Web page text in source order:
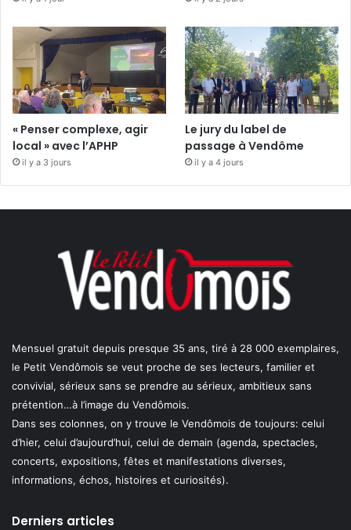
« Penser complexe, agir
local » avec l’APHP
il y a 3 jours
Le jury du label de
passage à Vendôme
il y a 4 jours
Mensuel gratuit depuis presque 35 ans, tiré à 28 000 exemplaires,
le Petit Vendômois se veut proche de ses lecteurs, familier et
convivial, sérieux sans se prendre au sérieux, ambitieux sans
prétention…à l’image du Vendômois.
Dans ses colonnes, on y trouve le Vendômois de toujours: celui
d’hier, celui d’aujourd’hui, celui de demain (agenda, spectacles,
concerts, expositions, fêtes et manifestations diverses,
informations, échos, histoires et curiosités).
Derniers articles